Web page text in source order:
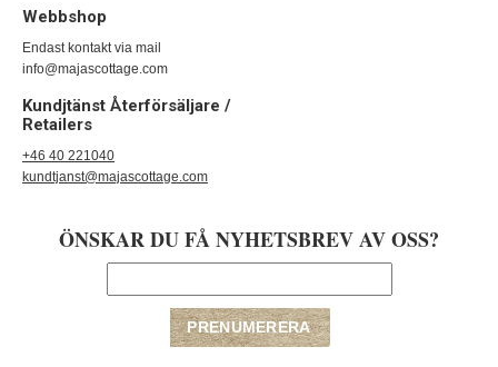
Webbshop
Endast kontakt via mail
info@majascottage.com
Kundjtänst Återförsäljare /
Retailers
+46 40 221040
kundtjanst@majascottage.com
ÖNSKAR DU FÅ NYHETSBREV AV OSS?